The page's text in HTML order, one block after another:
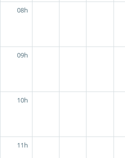
08h
09h
10h
11h